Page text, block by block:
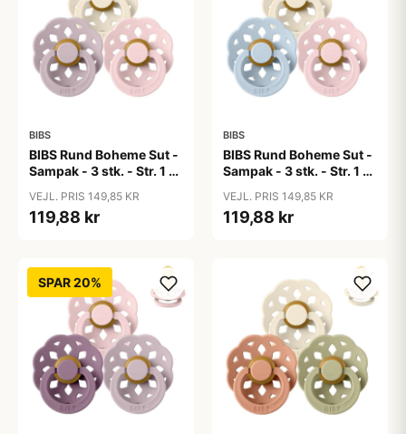
BIBS
BIBS Rund Boheme Sut -
Sampak - 3 stk. - Str. 1 -
VEJL. PRIS 149,85 KR
119,88 kr
BIBS
BIBS Rund Boheme Sut -
Sampak - 3 stk. - Str. 1 -
Collection
VEJL. PRIS 149,85 KR
119,88 kr
SPAR 20%